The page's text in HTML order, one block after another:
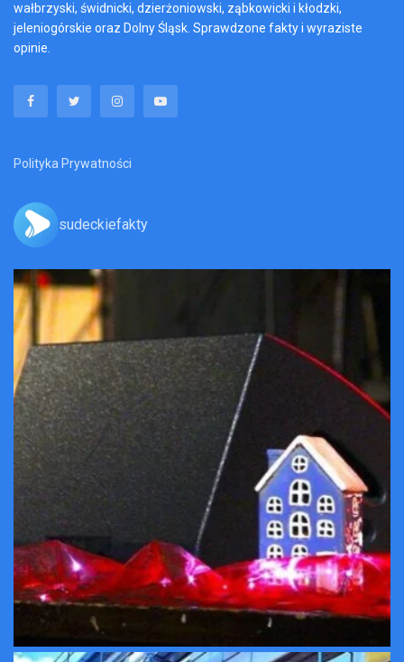
wałbrzyski, świdnicki, dzierżoniowski, ząbkowicki i kłodzki,
jeleniogórskie oraz Dolny Śląsk. Sprawdzone fakty i wyraziste
opinie.
Polityka Prywatności
sudeckiefakty